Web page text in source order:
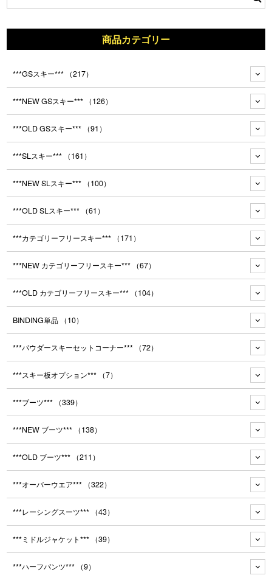
商品カテゴリー
***GSスキー*** （217）
***NEW GSスキー*** （126）
***OLD GSスキー*** （91）
***SLスキー*** （161）
***NEW SLスキー*** （100）
***OLD SLスキー*** （61）
***カテゴリーフリースキー*** （171）
***NEW カテゴリーフリースキー*** （67）
***OLD カテゴリーフリースキー*** （104）
BINDING単品 （10）
***パウダースキーセットコーナー*** （72）
***スキー板オプション*** （7）
***ブーツ*** （339）
***NEW ブーツ*** （138）
***OLD ブーツ*** （211）
***オーバーウエア*** （322）
***レーシングスーツ*** （43）
***ミドルジャケット*** （39）
***ハーフパンツ*** （9）